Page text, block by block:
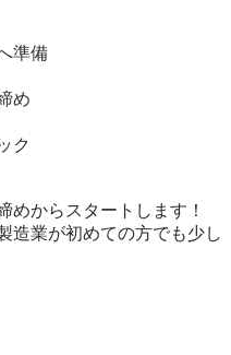
準備
め
ク
めからスタートします！
造業が初めての方でも少し